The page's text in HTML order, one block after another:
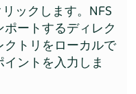
ックします。NFS
ートするディレク
クトリをローカルで
ントを入力しま